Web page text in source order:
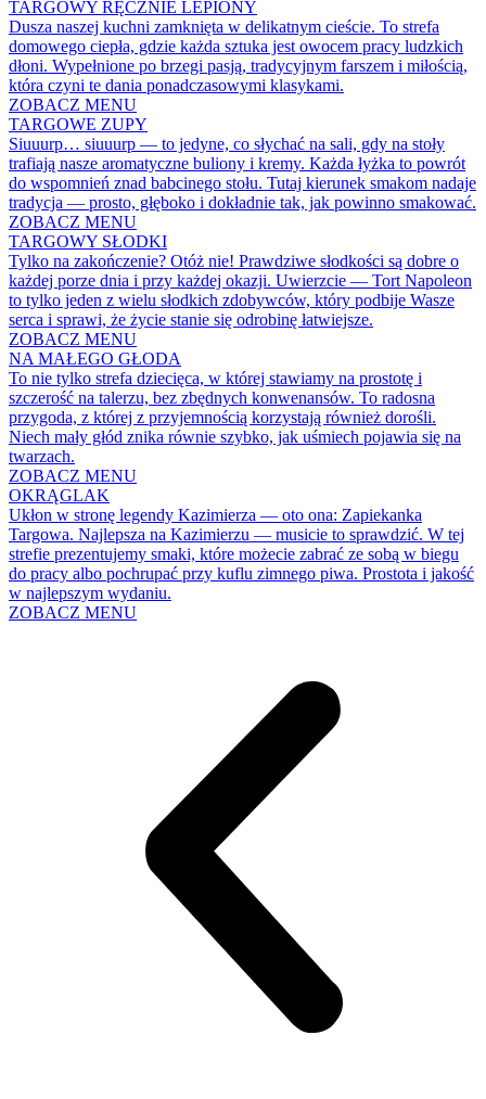
TARGOWY RĘCZNIE LEPIONY
Dusza naszej kuchni zamknięta w delikatnym cieście. To strefa
domowego ciepła, gdzie każda sztuka jest owocem pracy ludzkich
dłoni. Wypełnione po brzegi pasją, tradycyjnym farszem i miłością,
która czyni te dania ponadczasowymi klasykami.
ZOBACZ MENU
TARGOWE ZUPY
Siuuurp… siuuurp — to jedyne, co słychać na sali, gdy na stoły
trafiają nasze aromatyczne buliony i kremy. Każda łyżka to powrót
do wspomnień znad babcinego stołu. Tutaj kierunek smakom nadaje
tradycja — prosto, głęboko i dokładnie tak, jak powinno smakować.
ZOBACZ MENU
TARGOWY SŁODKI
Tylko na zakończenie? Otóż nie! Prawdziwe słodkości są dobre o
każdej porze dnia i przy każdej okazji. Uwierzcie — Tort Napoleon
to tylko jeden z wielu słodkich zdobywców, który podbije Wasze
serca i sprawi, że życie stanie się odrobinę łatwiejsze.
ZOBACZ MENU
NA MAŁEGO GŁODA
To nie tylko strefa dziecięca, w której stawiamy na prostotę i
szczerość na talerzu, bez zbędnych konwenansów. To radosna
przygoda, z której z przyjemnością korzystają również dorośli.
Niech mały głód znika równie szybko, jak uśmiech pojawia się na
twarzach.
ZOBACZ MENU
OKRĄGLAK
Ukłon w stronę legendy Kazimierza — oto ona: Zapiekanka
Targowa. Najlepsza na Kazimierzu — musicie to sprawdzić. W tej
strefie prezentujemy smaki, które możecie zabrać ze sobą w biegu
do pracy albo pochrupać przy kuflu zimnego piwa. Prostota i jakość
w najlepszym wydaniu.
ZOBACZ MENU